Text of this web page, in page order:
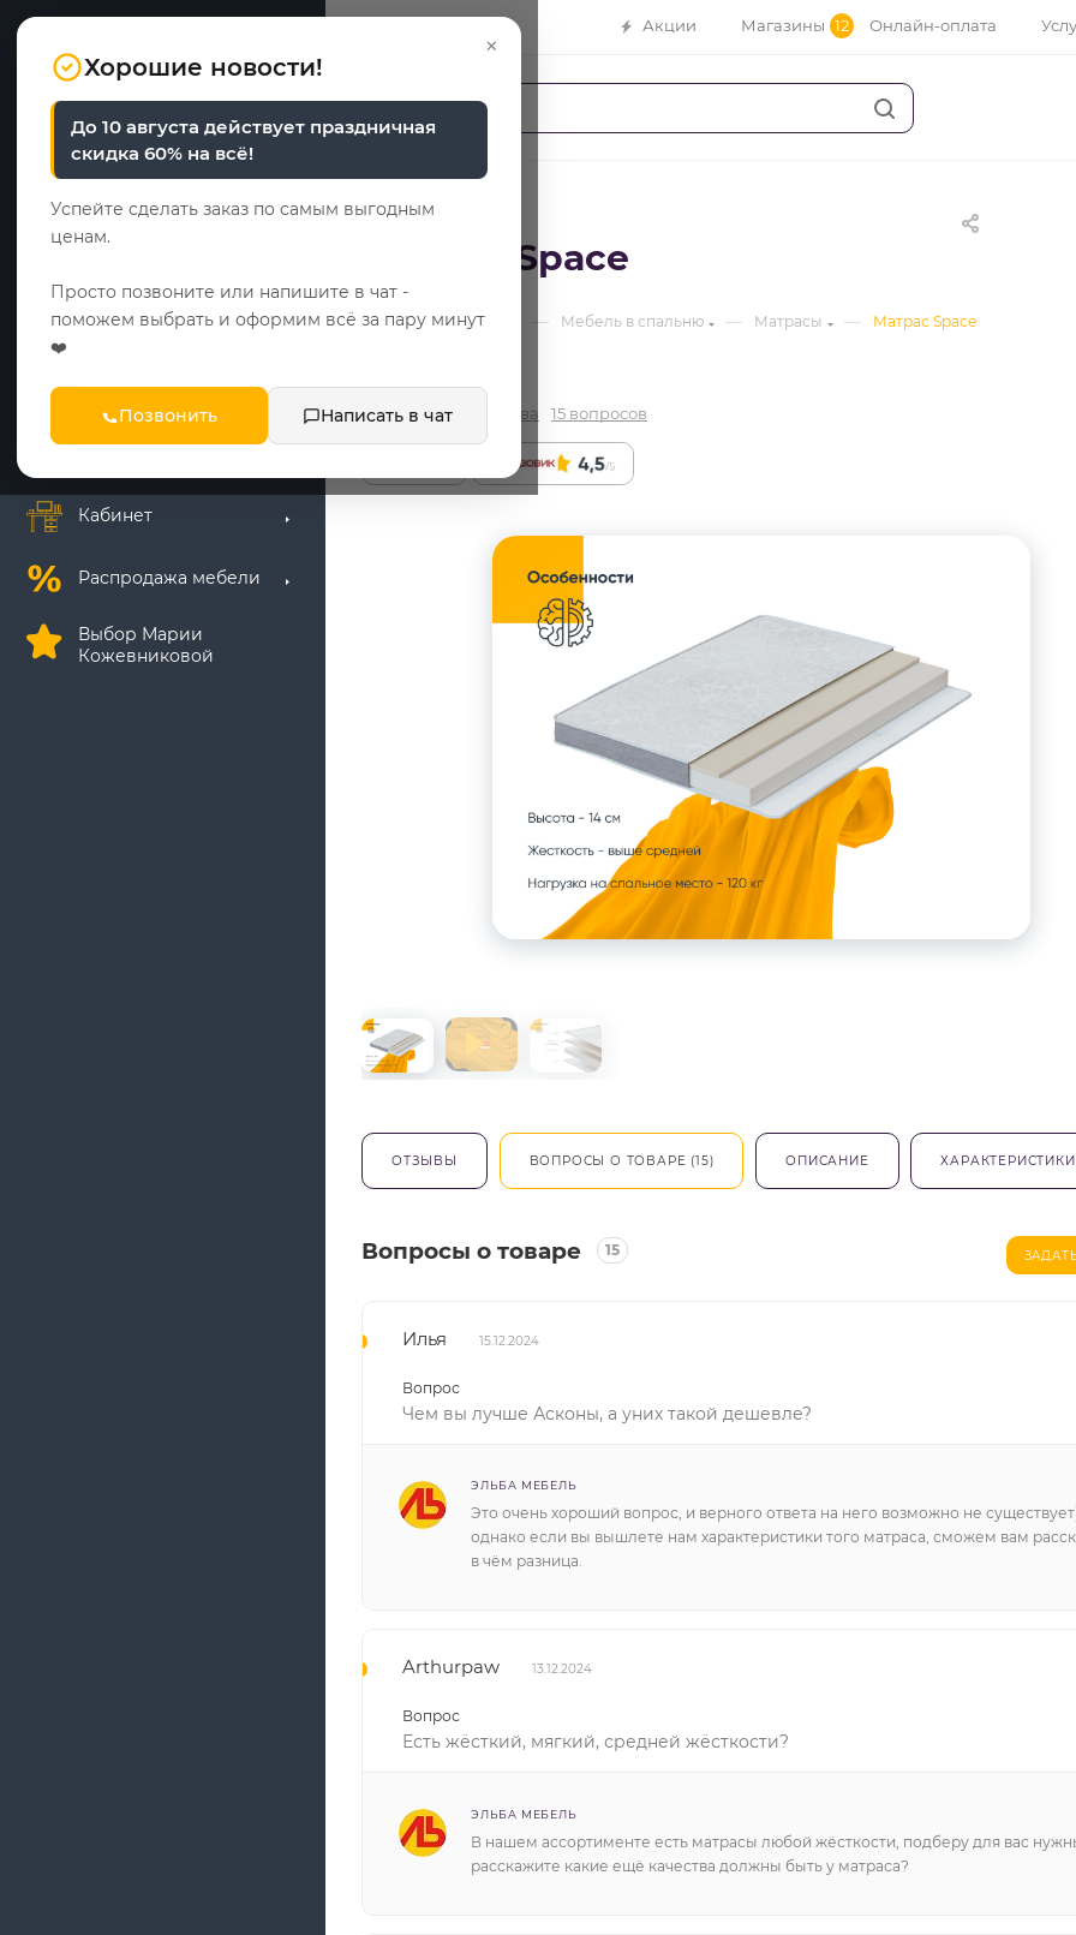
Акции 12
Магазины Онлайн-оплата
Спальня
Шкафы
Прихожая
Комоды
Кабинет
Распродажа мебели
Выбор Марии
Кожевниковой
Матрас Space
Главная — Каталог — Мебель в спальню — Матрасы — Матрас Space
3 отзыва 15 вопросов
ОТЗЫВЫ ВОПРОСЫ О ТОВАРЕ (15) ОПИСАНИЕ ХАРАКТЕРИСТИКИ
Вопросы о товаре 15
Илья 15.12.2024
Вопрос
Чем вы лучше Асконы, а уних такой дешевле?
ЭЛЬБА МЕБЕЛЬ
Это очень хороший вопрос, и верного ответа на него возможно не
однако если вы вышлете нам характеристики того матраса, сможем вам
в чём разница.
Arthurpaw 13.12.2024
Вопрос
Есть жёсткий, мягкий, средней жёсткости?
ЭЛЬБА МЕБЕЛЬ
В нашем ассортименте есть матрасы любой жёсткости, подберу для вас
расскажите какие ещё качества должны быть у матраса?
×
Хорошие новости!
До 10 августа действует праздничная
скидка 60% на всё!
Успейте сделать заказ по самым выгодным
ценам.
Просто позвоните или напишите в чат -
поможем выбрать и оформим всё за пару минут
❤️
Позвонить Написать в чат